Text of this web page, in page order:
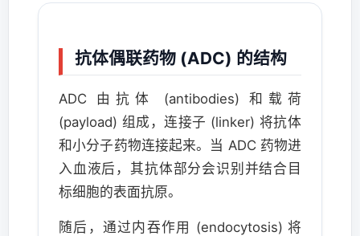
抗体偶联药物 (ADC) 的结构
ADC 由抗体 (antibodies) 和载荷
(payload) 组成，连接子 (linker) 将抗体
和小分子药物连接起来。当 ADC 药物进
入血液后，其抗体部分会识别并结合目
标细胞的表面抗原。
随后，通过内吞作用 (endocytosis) 将